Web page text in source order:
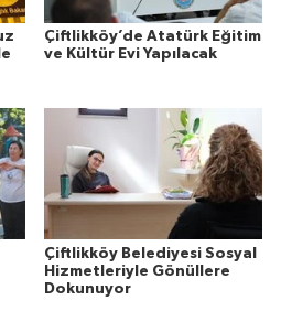
Çiftlikköy’de Atatürk Eğitim
ve Kültür Evi Yapılacak
Çiftlikköy Belediyesi Sosyal
Hizmetleriyle Gönüllere
Dokunuyor